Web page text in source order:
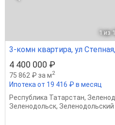
1 из
3-комн квартира, ул
4 400 000 ₽
75 862 ₽ за м2
Ипотека от 19 416 ₽ в месяц
Республика Татарстан,
Зеленодольск, Зеленодольский